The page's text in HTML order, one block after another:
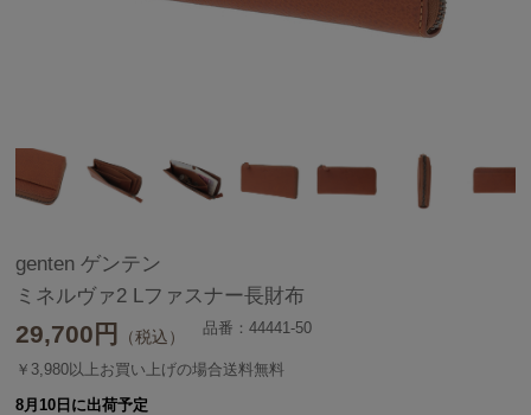
genten ゲンテン
ミネルヴァ2 Lファスナー長財布
29,700 円 （税込） 品番：44441-50
￥3,980以上お買い上げの場合送料無料
8月10日に出荷予定